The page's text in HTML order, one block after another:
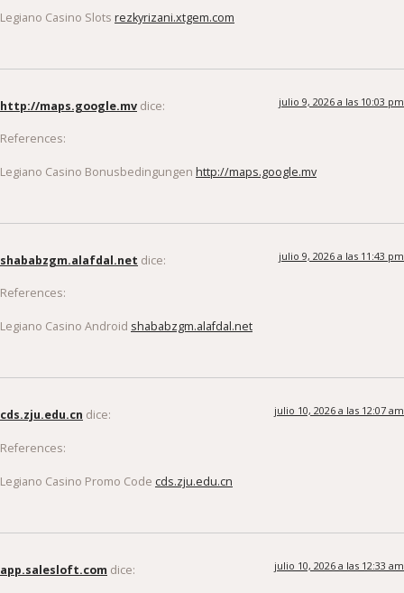
Legiano Casino Slots rezkyrizani.xtgem.com
http://maps.google.mv dice: julio 9, 2026 a las 10:03 pm
References:
Legiano Casino Bonusbedingungen http://maps.google.mv
shababzgm.alafdal.net dice: julio 9, 2026 a las 11:43 pm
References:
Legiano Casino Android shababzgm.alafdal.net
cds.zju.edu.cn dice: julio 10, 2026 a las 12:07 am
References:
Legiano Casino Promo Code cds.zju.edu.cn
app.salesloft.com dice: julio 10, 2026 a las 12:33 am